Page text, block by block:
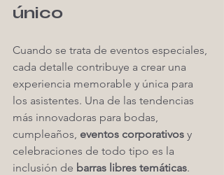
único
Cuando se trata de eventos especiales,
cada detalle contribuye a crear una
experiencia memorable y única para
los asistentes. Una de las tendencias
más innovadoras para bodas,
cumpleaños, eventos corporativos y
celebraciones de todo tipo es la
inclusión de barras libres temáticas.